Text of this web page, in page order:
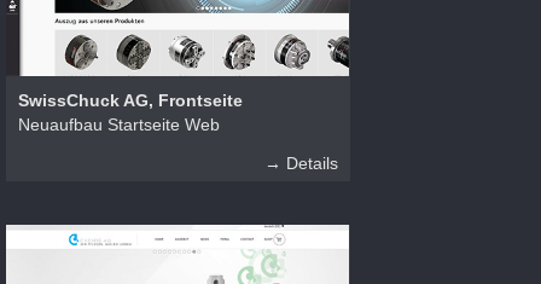
SwissChuck AG, Frontseite
Neuaufbau Startseite Web
→ Details